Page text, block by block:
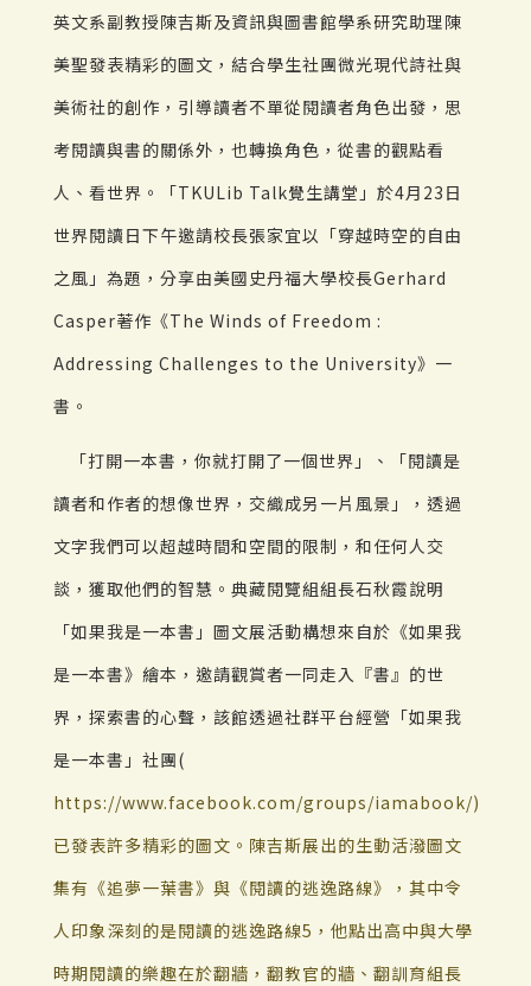
英文系副教授陳吉斯及資訊與圖書館學系研究助理陳
美聖發表精彩的圖文，結合學生社團微光現代詩社與
美術社的創作，引導讀者不單從閱讀者角色出發，思
考閱讀與書的關係外，也轉換角色，從書的觀點看
人、看世界。「TKULib Talk覺生講堂」於4月23日
世界閱讀日下午邀請校長張家宜以「穿越時空的自由
之風」為題，分享由美國史丹福大學校長Gerhard
Casper著作《The Winds of Freedom :
Addressing Challenges to the University》一
書。
「打開一本書，你就打開了一個世界」、「閱讀是
讀者和作者的想像世界，交織成另一片風景」，透過
文字我們可以超越時間和空間的限制，和任何人交
談，獲取他們的智慧。典藏閱覽組組長石秋霞說明
「如果我是一本書」圖文展活動構想來自於《如果我
是一本書》繪本，邀請觀賞者一同走入『書』的世
界，探索書的心聲，該館透過社群平台經營「如果我
是一本書」社團(
https://www.facebook.com/groups/iamabook/)
已發表許多精彩的圖文。陳吉斯展出的生動活潑圖文
集有《追夢一葉書》與《閱讀的逃逸路線》，其中令
人印象深刻的是閱讀的逃逸路線5，他點出高中與大學
時期閱讀的樂趣在於翻牆，翻教官的牆、翻訓育組長